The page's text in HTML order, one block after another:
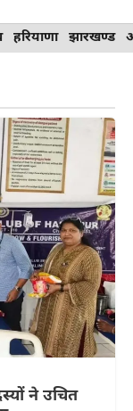
हरियाणा झारखण्ड
ने उचित